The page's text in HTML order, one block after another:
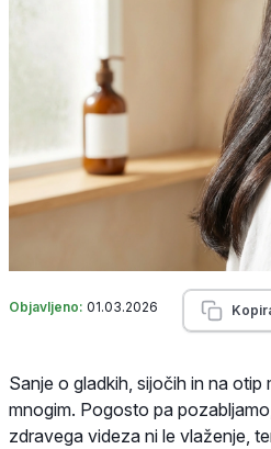
Objavljeno: 01.03.2026
Sanje o gladkih, sijočih in na otip
mnogim. Pogosto pa
zdravega videza ni le vlaženje,